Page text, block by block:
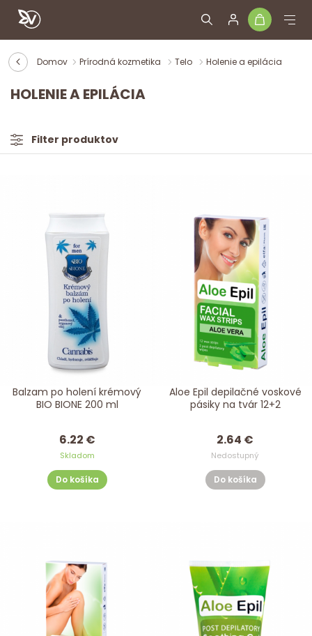
Domov Prírodná kozmetika Telo Holenie a epilácia
HOLENIE A EPILÁCIA
Filter produktov
Balzam po holení krémový
BIO BIONE 200 ml
6.22 €
Skladom
Do košíka
Aloe Epil depilačné voskové
pásiky na tvár 12+2
2.64 €
Nedostupný
Do košíka